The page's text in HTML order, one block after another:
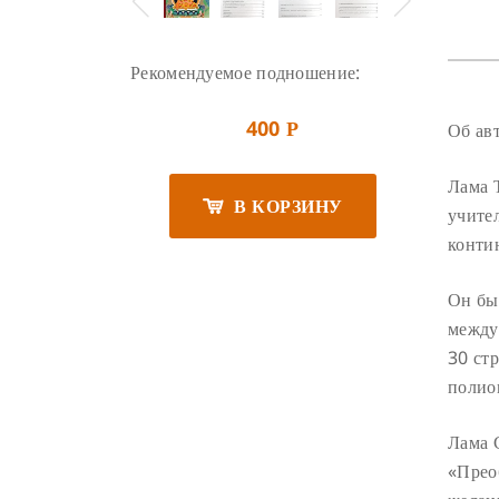
Рекомендуемое подношение:
400 Р
В КОРЗИНУ
Об
Лама
Он
30
Лама